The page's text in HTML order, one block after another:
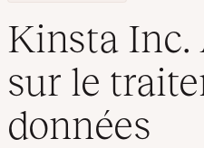
Contact
Kinsta Inc.
sur le
données